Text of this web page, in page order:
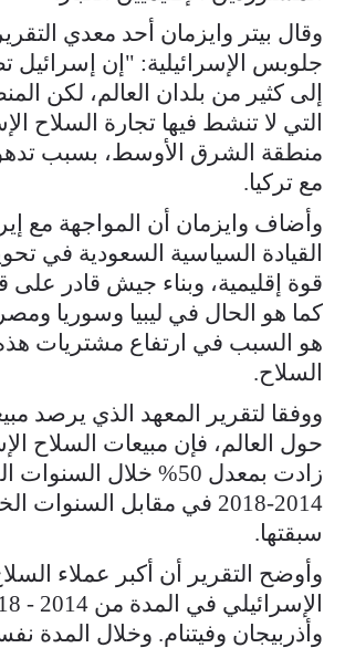
وقال بيتر وايزمان أحد معدي
جلوبس الإسرائيلية: "إن إسرائيل
إلى كثير من بلدان العالم، لكن
التي لا تنشط فيها تجارة السلاح
منطقة الشرق الأوسط، بسبب
مع تركيا.
وأضاف وايزمان أن المواجهة مع
القيادة السياسية السعودية في
قوة إقليمية، وبناء جيش قادر على
كما هو الحال في ليبيا وسوريا
هو السبب في ارتفاع مشتريات
السلاح.
ووفقا لتقرير المعهد الذي يرصد
حول العالم، فإن مبيعات السلاح
زادت بمعدل 50% خلال
2014-2018 في مقابل
سبقتها.
وأوضح التقرير أن أكبر عملاء
وأذربيجان وفيتنام. وخلال المدة